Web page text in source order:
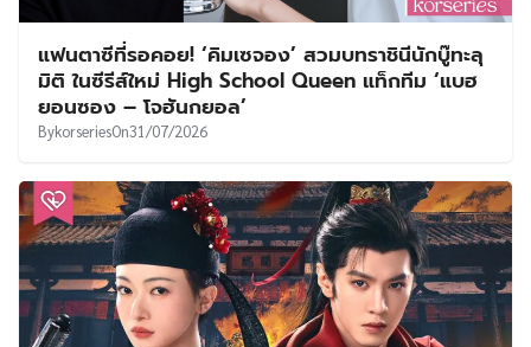
แฟนตาซีที่รอคอย! ‘คิมเซจอง’ สวมบทราชินีนักบู๊ทะลุ
มิติ ในซีรีส์ใหม่ High School Queen แท็กทีม ‘แบฮ
ยอนซอง – โจฮันกยอล’
BykorseriesOn31/07/2026